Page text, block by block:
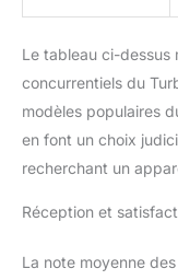
Le tableau ci-dessus
concurrentiels du
modèles populaires
en font un choix
recherchant un
Réception et
La note moyenne